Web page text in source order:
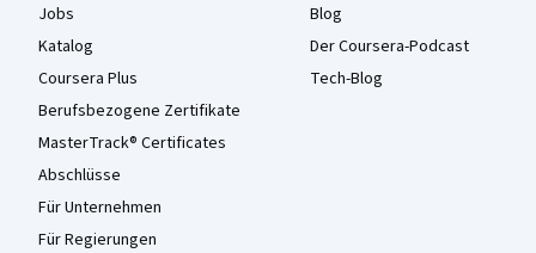
Jobs
Katalog
Coursera Plus
Berufsbezogene Zertifikate
MasterTrack® Certificates
Abschlüsse
Für Unternehmen
Für Regierungen
Blog
Der Coursera-Podcast
Tech-Blog